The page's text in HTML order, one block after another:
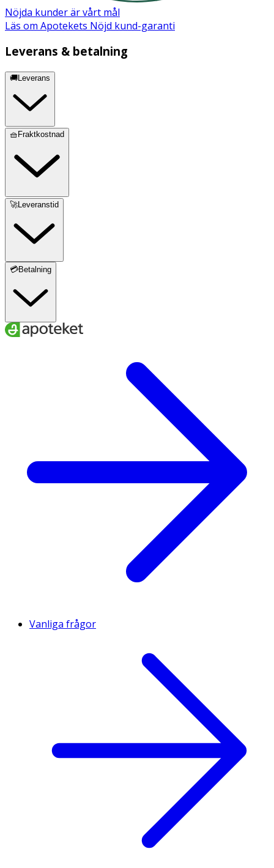
Nöjda kunder är vårt mål
Läs om Apotekets Nöjd kund-garanti
Leverans & betalning
🚚Leverans
🧺Fraktkostnad
🚀Leveranstid
💳Betalning
Vanliga frågor